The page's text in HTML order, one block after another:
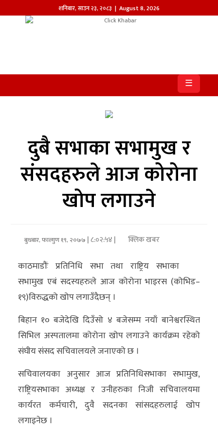
शनिबार,साउन२३,२०८३ | August 8, 2026
पत्रिका
सम्पादकीय
अर्थ/
मनाेरञ्जन
विज्ञान
प्रविधि
अन्तरर्वार्ता
ब्लग
खेलकुद
रोचक
☰
दुबै सभाका सभामुख र
संसदहरुले आज कोरोना
खोप लगाउने
बुधबार, फाल्गुण १९, २०७७ | ८:०२:५४ | क्लिक खबर
काठमाडौंः प्रतिनिधि सभा तथा राष्ट्रिय सभाका
सभामुख एबं सदस्यहरुले आज कोरोना भाइरस (कोभिड–
१९)विरुद्धको खोप लगाउँदैछन् ।
बिहान १० बजेदेखि दिउँसो ४ बजेसम्म नयाँ बानेश्वरस्थित
सिभिल अस्पतालमा कोरोना खोप लगाउने कार्यक्रम रहेको
संघीय संसद सचिवालयले जनाएको छ ।
सचिवालयका अनुसार आज प्रतिनिधिसभाका सभामुख,
राष्ट्रियसभाका अध्यक्ष र उनीहरुका निजी सचिवालयमा
कार्यरत कर्मचारी, दुवै सदनका सांसदहरुलाई खोप
लगाइनेछ ।